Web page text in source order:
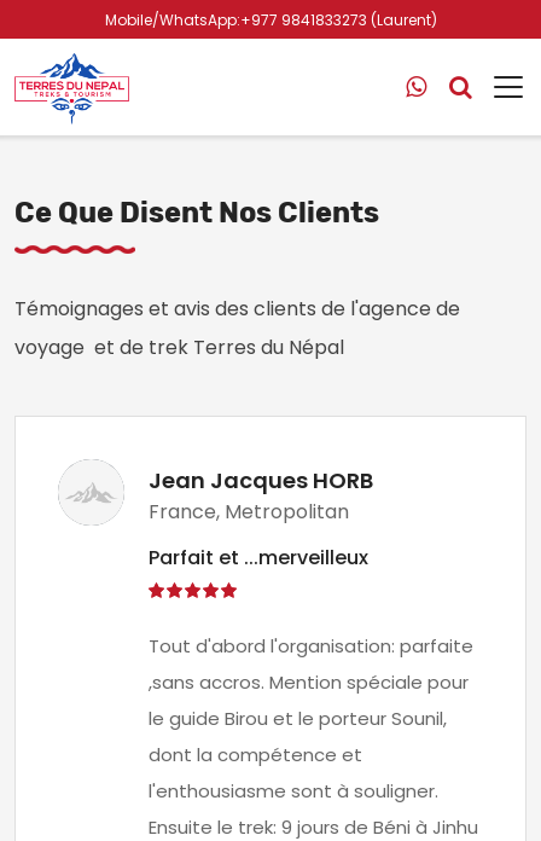
Mobile/WhatsApp:+977 9841833273 (Laurent)
Ce Que Disent Nos Clients
Témoignages et avis des clients de l'agence de
voyage et de trek Terres du Népal
Jean Jacques HORB
France, Metropolitan
Parfait et ...merveilleux
Tout d'abord l'organisation: parfaite
,sans accros. Mention spéciale pour
le guide Birou et le porteur Sounil,
dont la compétence et
l'enthousiasme sont à souligner.
Ensuite le trek: 9 jours de Béni à Jinhu